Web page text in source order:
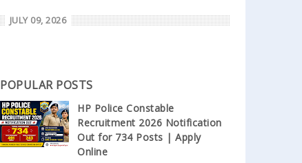
JULY 09, 2026
POPULAR POSTS
HP Police Constable
Recruitment 2026 Notification
Out for 734 Posts | Apply
Online